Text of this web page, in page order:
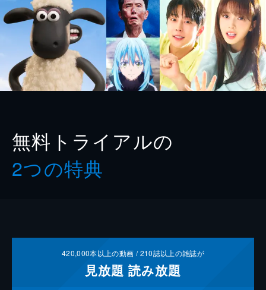
無料トライアルの
2つの特典
420,000本以上の動画 /210誌以上の雑誌が
見放題 読み放題